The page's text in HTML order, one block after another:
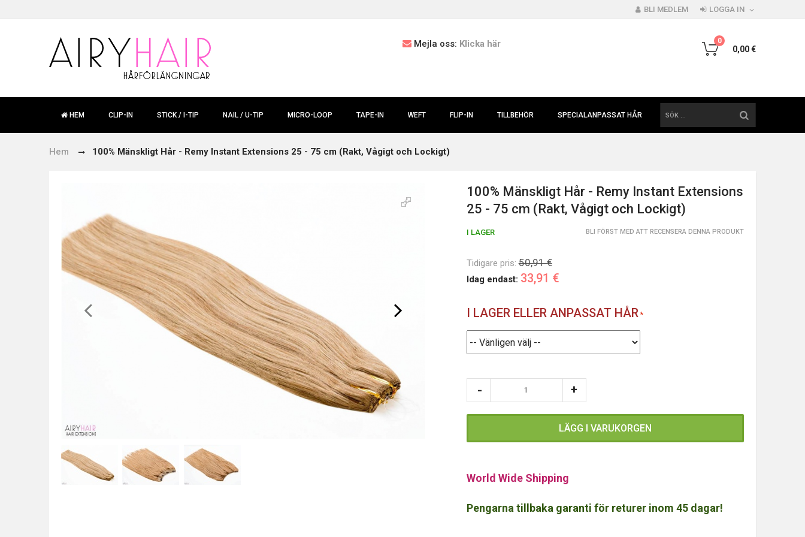
BLI MEDLEM LOGGA IN
Mejla oss: Klicka här 0
0,00 €
HEM CLIP-IN STICK / I-TIP NAIL / U-TIP MICRO-LOOP TAPE-IN WEFT FLIP-IN TILLBEHÖR SPECIALANPASSAT HÅR
Hem 100% Mänskligt Hår - Remy Instant Extensions 25 - 75 cm (Rakt, Vågigt och Lockigt)
100% Mänskligt Hår - Remy Instant Extensions
25 - 75 cm (Rakt, Vågigt och Lockigt)
BLI FÖRST MED ATT RECENSERA DENNA PRODUKT
I LAGER
Tidigare pris:50,91 €
Idag endast: 33,91 €
I LAGER ELLER ANPASSAT HÅR
LÄGG I VARUKORGEN
World Wide Shipping
Pengarna tillbaka garanti för returer inom 45 dagar!